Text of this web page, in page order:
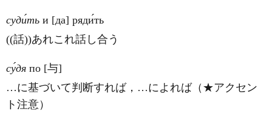
суди́ть и [да] ряди́ть
((話))あれこれ話し合う
су́дя по [与]
…に基づいて判断すれば，…によれば（★アクセン
ト注意）